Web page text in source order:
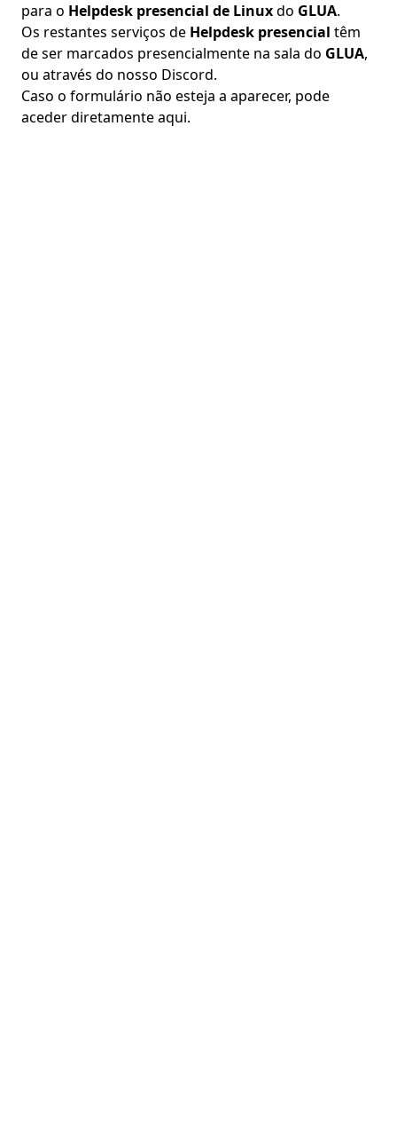
para o Helpdesk presencial de Linuxdo GLUA.
Os restantes serviços de Helpdesk presencial têm
de ser marcados presencialmente na sala do GLUA,
ou através do nosso Discord.
Caso o formulário não esteja a aparecer, pode
aceder diretamenteaqui.